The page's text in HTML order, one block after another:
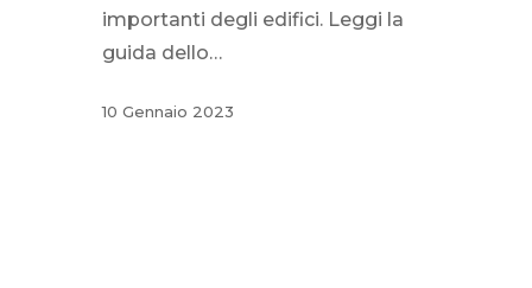
importanti degli edifici. Leggi la
guida dello…
10 Gennaio 2023